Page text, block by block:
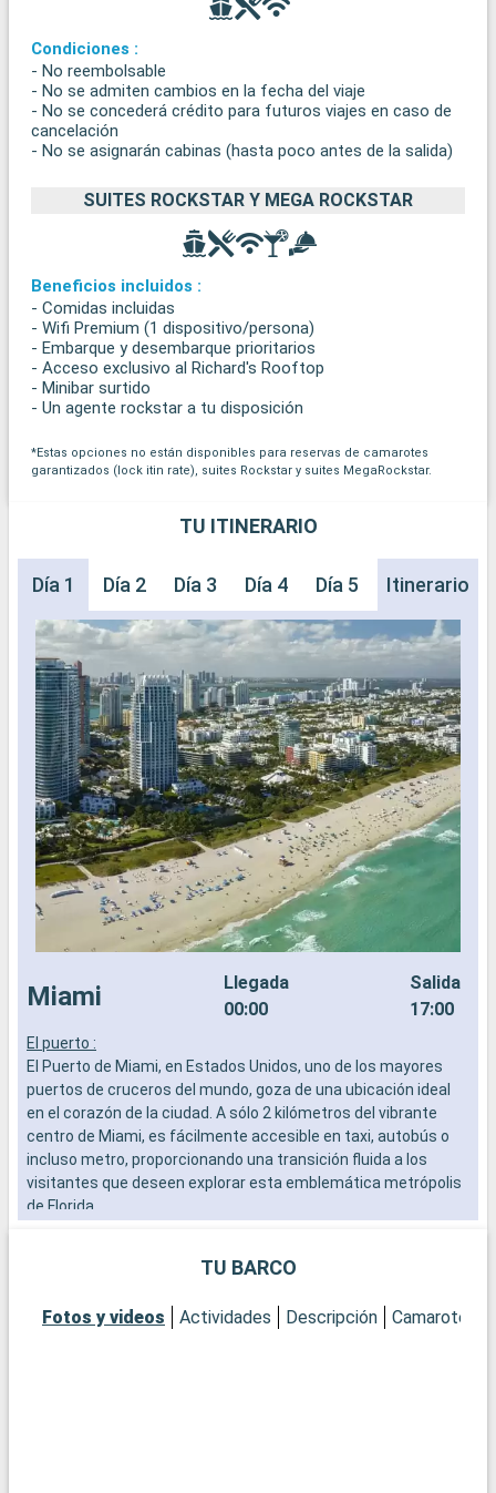
Condiciones :
- No reembolsable
- No se admiten cambios en la fecha del viaje
- No se concederá crédito para futuros viajes en caso de
cancelación
- No se asignarán cabinas (hasta poco antes de la salida)
SUITES ROCKSTAR Y MEGA ROCKSTAR
Beneficios incluidos :
- Comidas incluidas
- Wifi Premium (1 dispositivo/persona)
- Embarque y desembarque prioritarios
- Acceso exclusivo al Richard's Rooftop
- Minibar surtido
- Un agente rockstar a tu disposición
*Estas opciones no están disponibles para reservas de camarotes
garantizados (lock itin rate), suites Rockstar y suites MegaRockstar.
TU ITINERARIO
Día 1 Día 2 Día 3 Día 4 Día 5 Itinerario
Miami
Llegada
00:00
Salida
17:00
El puerto :
El Puerto de Miami, en Estados Unidos, uno de los mayores
puertos de cruceros del mundo, goza de una ubicación ideal
en el corazón de la ciudad. A sólo 2 kilómetros del vibrante
centro de Miami, es fácilmente accesible en taxi, autobús o
incluso metro, proporcionando una transición fluida a los
visitantes que deseen explorar esta emblemática metrópolis
de Florida.
Miami es una exuberante mezcla de cultura, arte y playas.
famosos murales y galerías de arte vanguardista. El histórico
TU BARCO
Fotos y videos Actividades Descripción Camarotes